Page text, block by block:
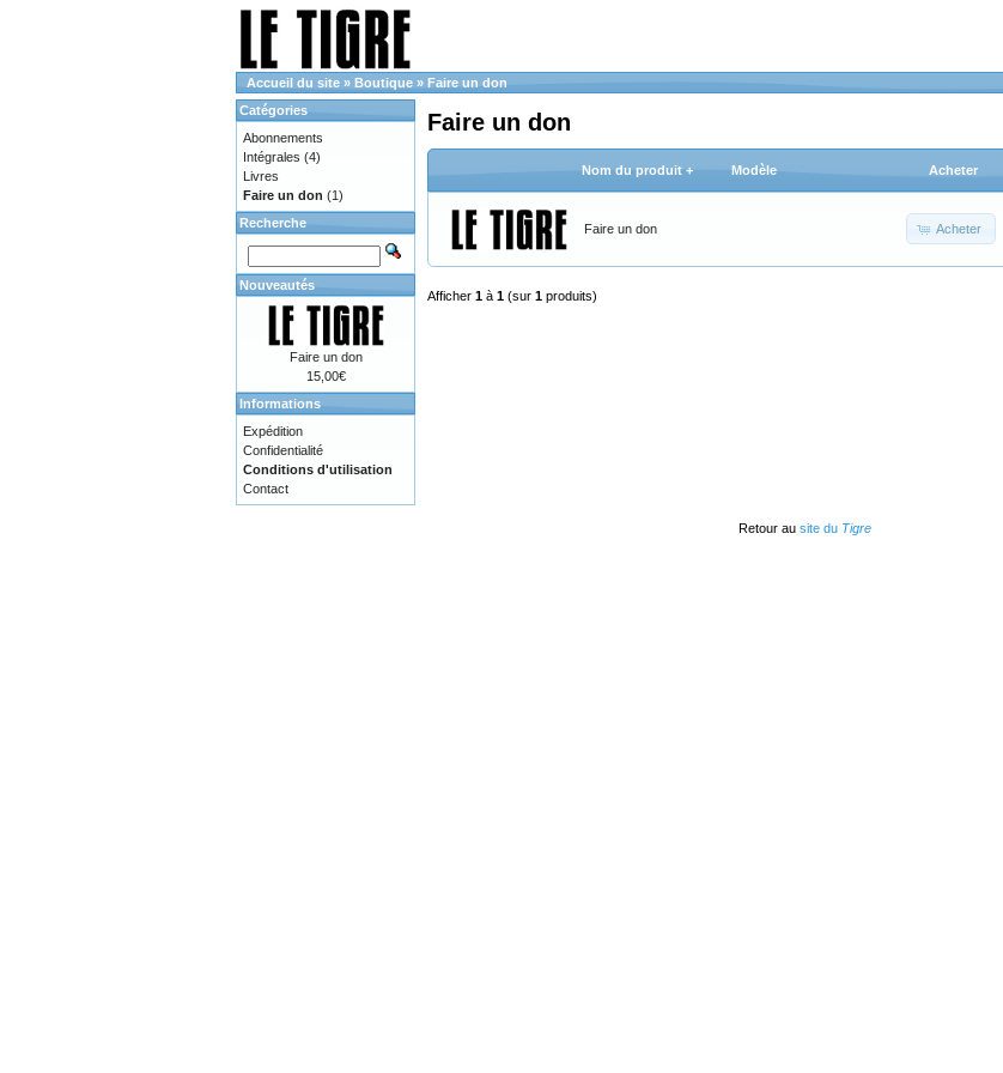
Accueil du site » Boutique » Faire un don
Faire un don
Nom du produit + Modèle Acheter
Faire un don Acheter
Afficher 1 à 1 (sur 1 produits)
Catégories
Abonnements
Intégrales (4)
Livres
Faire un don (1)
Recherche
Nouveautés
Faire un don
15,00€
Informations
Expédition
Confidentialité
Conditions d'utilisation
Contact
Retour au site du Tigre